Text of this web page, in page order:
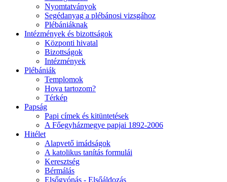
Nyomtatványok
Segédanyag a plébánosi vizsgához
Plébániáknak
Intézmények és bizottságok
Központi hivatal
Bizottságok
Intézmények
Plébániák
Templomok
Hova tartozom?
Térkép
Papság
Papi címek és kitüntetések
A Főegyházmegye papjai 1892-2006
Hitélet
Alapvető imádságok
A katolikus tanítás formulái
Keresztség
Bérmálás
Elsőgyónás - Elsőáldozás